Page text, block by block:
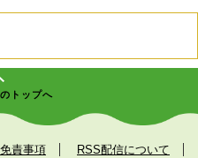
トップへ
免責事項
RSS配信について